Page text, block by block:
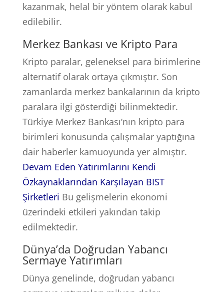
kazanmak, helal bir yöntem olarak kabul
edilebilir.
Merkez Bankası ve Kripto Para
Kripto paralar, geleneksel para birimlerine
alternatif olarak ortaya çıkmıştır. Son
zamanlarda merkez bankalarının da kripto
paralara ilgi gösterdiği bilinmektedir.
Türkiye Merkez Bankası’nın kripto para
birimleri konusunda çalışmalar yaptığına
dair haberler kamuoyunda yer almıştır.
Devam Eden Yatırımlarını Kendi
Özkaynaklarından Karşılayan BIST
Şirketleri Bu gelişmelerin ekonomi
üzerindeki etkileri yakından takip
edilmektedir.
Dünya’da Doğrudan Yabancı
Sermaye Yatırımları
Dünya genelinde, doğrudan yabancı